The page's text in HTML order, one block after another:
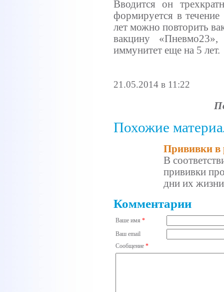
Вводится он
формируется в
лет можно повторить
вакцину
иммунитет еще на 5 лет.
21.05.2014 в 11:22
Похожие
Прививки в
В
прививки
дни их
Комментарии
Ваше имя *
Ваш email
Сообщение *